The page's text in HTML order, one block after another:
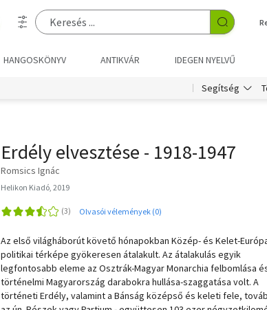
HANGOSKÖNYV ANTIKVÁR IDEGEN NYELVŰ
Segítség
Erdély elvesztése - 1918-1947
Romsics Ignác
Helikon Kiadó, 2019
Olvasói vélemények (0)
Az első világháborút követő hónapokban Közép- és Kelet-
politikai térképe gyökeresen átalakult. Az átalakulás egyik
legfontosabb eleme az Osztrák-Magyar Monarchia felbomlása
történelmi Magyarország darabokra hullása-szaggatása volt. A
történeti Erdély, valamint a Bánság középső és keleti fele,